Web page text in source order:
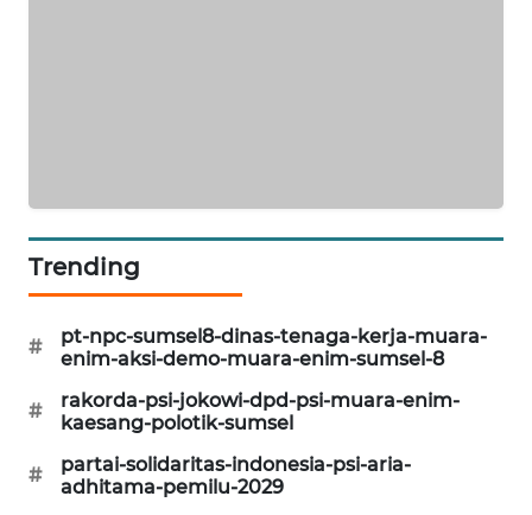
Trending
#
pt-npc-sumsel8-dinas-tenaga-kerja-muara-
enim-aksi-demo-muara-enim-sumsel-8
#
rakorda-psi-jokowi-dpd-psi-muara-enim-
kaesang-polotik-sumsel
#
partai-solidaritas-indonesia-psi-aria-
adhitama-pemilu-2029
PERAPKI
SONYA
NEWS